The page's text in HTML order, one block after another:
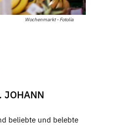
Wochenmarkt - Fotolia
JOHANN
beliebte und belebte